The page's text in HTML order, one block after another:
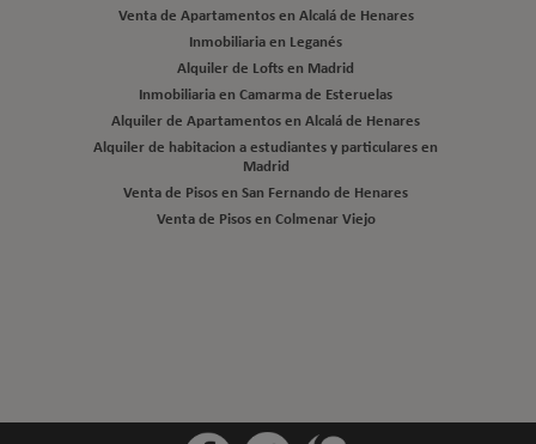
Venta de Apartamentos en Alcalá de Henares
Inmobiliaria en Leganés
Alquiler de Lofts en Madrid
Inmobiliaria en Camarma de Esteruelas
Alquiler de Apartamentos en Alcalá de Henares
Alquiler de habitacion a estudiantes y particulares en
Madrid
Venta de Pisos en San Fernando de Henares
Venta de Pisos en Colmenar Viejo